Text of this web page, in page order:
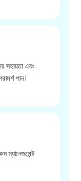
সহায়তা এবং
পান।
ম্যানেজমেন্ট